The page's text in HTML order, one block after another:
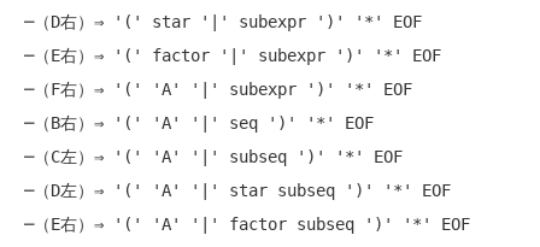
─（D右）⇒ '(' star '|' subexpr ')' '*' EOF
─（E右）⇒ '(' factor '|' subexpr ')' '*' EOF
─（F右）⇒ '(' 'A' '|' subexpr ')' '*' EOF
─（B右）⇒ '(' 'A' '|' seq ')' '*' EOF
─（C左）⇒ '(' 'A' '|' subseq ')' '*' EOF
─（D左）⇒ '(' 'A' '|' star subseq ')' '*' EOF
─（E右）⇒ '(' 'A' '|' factor subseq ')' '*' EOF